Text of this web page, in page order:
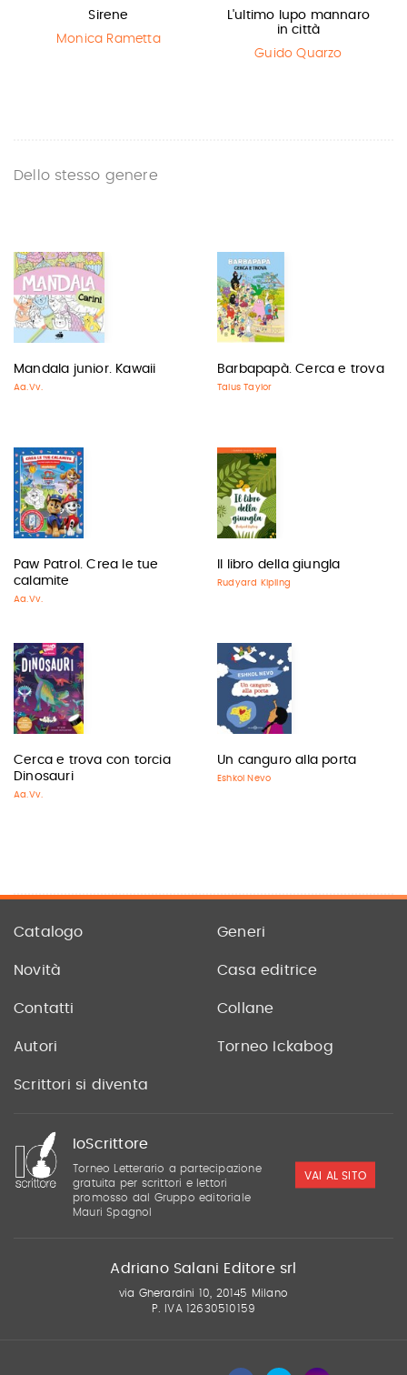
Sirene
Monica Rametta
L'ultimo lupo mannaro
in città
Guido Quarzo
Dello stesso genere
Mandala junior. Kawaii
Aa.Vv.
Barbapapà. Cerca e trova
Talus Taylor
Paw Patrol. Crea le tue
calamite
Aa.Vv.
Il libro della giungla
Rudyard Kipling
Cerca e trova con torcia
Dinosauri
Aa.Vv.
Un canguro alla porta
Eshkol Nevo
Catalogo Generi
Novità Casa editrice
Contatti Collane
Autori Torneo Ickabog
Scrittori si diventa
IoScrittore
Torneo Letterario a partecipazione
gratuita per scrittori e lettori
promosso dal Gruppo editoriale
Mauri Spagnol
VAI AL SITO
Adriano Salani Editore srl
via Gherardini 10, 20145 Milano
P. IVA 12630510159